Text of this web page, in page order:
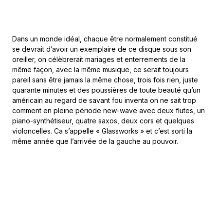
Dans un monde idéal, chaque être normalement constitué
se devrait d’avoir un exemplaire de ce disque sous son
oreiller, on célèbrerait mariages et enterrements de la
même façon, avec la même musique, ce serait toujours
pareil sans être jamais la même chose, trois fois rien, juste
quarante minutes et des poussières de toute beauté qu’un
américain au regard de savant fou inventa on ne sait trop
comment en pleine période new-wave avec deux flutes, un
piano-synthétiseur, quatre saxos, deux cors et quelques
violoncelles. Ca s’appelle « Glassworks » et c’est sorti la
même année que l’arrivée de la gauche au pouvoir.